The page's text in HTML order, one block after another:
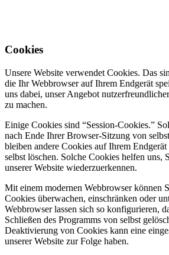
Cookies
Unsere Website verwendet Cookies. Das
die Ihr Webbrowser auf Ihrem Endgerät
uns dabei, unser Angebot
zu machen.
Einige Cookies sind “Session-Cookies.”
nach Ende Ihrer Browser-Sitzung von
bleiben andere Cookies auf Ihrem Endgerät
selbst löschen. Solche Cookies helfen uns,
unserer Website wiederzuerkennen.
Mit einem modernen Webbrowser können
Cookies überwachen, einschränken oder
Webbrowser lassen sich so konfigurieren,
Schließen des Programms von selbst
Deaktivierung von Cookies kann eine
unserer Website zur Folge haben.